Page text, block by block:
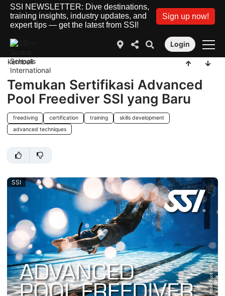
SSI NEWSLETTER: Dive destinations,
training insights, industry updates, and
expert tips — get the latest from SSI!
Sign up now!
Login
kembali
Temukan Sertifikasi Advanced
Pool Freediver SSI yang Baru
freediving certification training
skills development
advanced techniques
SSI